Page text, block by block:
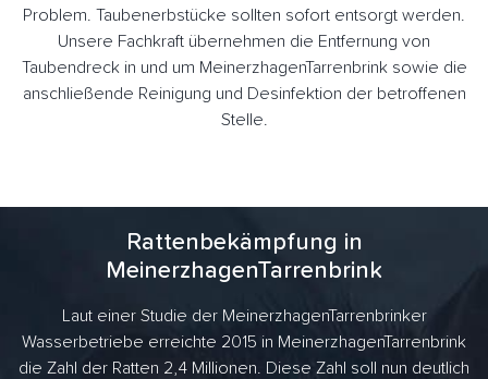
Problem. Taubenerbstücke sollten sofort entsorgt werden.
Unsere Fachkraft übernehmen die Entfernung von
Taubendreck in und um MeinerzhagenTarrenbrink sowie die
anschließende Reinigung und Desinfektion der betroffenen
Stelle.
Rattenbekämpfung in
MeinerzhagenTarrenbrink
Laut einer Studie der MeinerzhagenTarrenbrinker
Wasserbetriebe erreichte 2015 in MeinerzhagenTarrenbrink
die Zahl der Ratten 2,4 Millionen. Diese Zahl soll nun deutlich